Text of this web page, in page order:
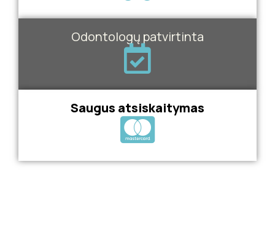
Odontologų patvirtinta
Saugus atsiskaitymas